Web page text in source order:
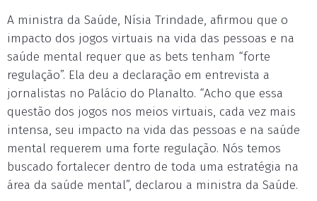
A ministra da Saúde, Nísia Trindade, afirmou que o
impacto dos jogos virtuais na vida das pessoas e na
saúde mental requer que as bets tenham “forte
regulação”. Ela deu a declaração em entrevista a
jornalistas no Palácio do Planalto. “Acho que essa
questão dos jogos nos meios virtuais, cada vez mais
intensa, seu impacto na vida das pessoas e na saúde
mental requerem uma forte regulação. Nós temos
buscado fortalecer dentro de toda uma estratégia na
área da saúde mental”, declarou a ministra da Saúde.